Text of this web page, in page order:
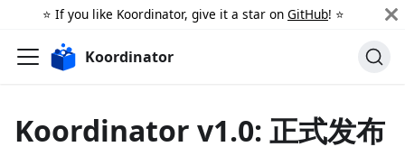
⭐️ If you like Koordinator, give it a star on GitHub! ⭐️
Koordinator
Koordinator v1.0: 正式发布